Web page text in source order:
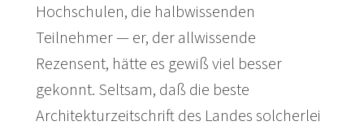
Hochschulen, die halbwissenden
Teilnehmer — er, der allwissende
Rezensent, hätte es gewiß viel besser
gekonnt. Seltsam, daß die beste
Architekturzeitschrift des Landes solcherlei